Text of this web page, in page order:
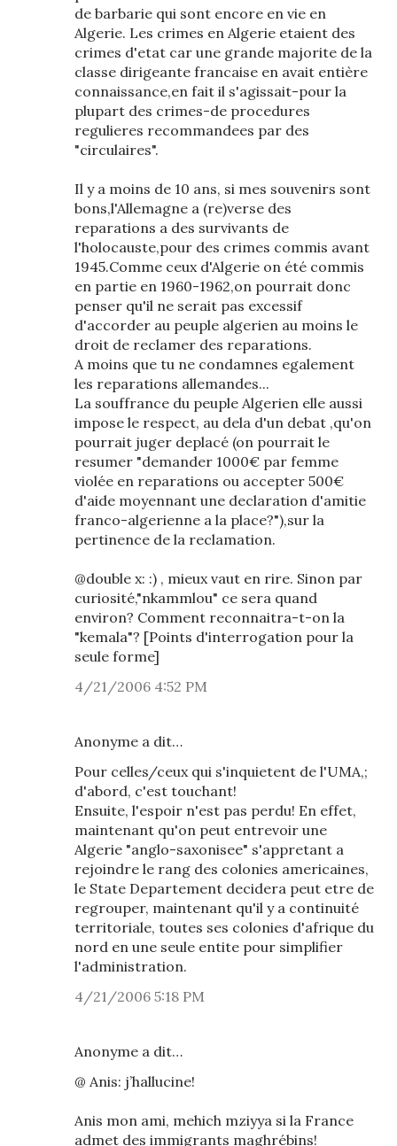
de barbarie qui sont encore en vie en
Algerie. Les crimes en Algerie etaient des
crimes d'etat car une grande majorite de la
classe dirigeante francaise en avait entière
connaissance,en fait il s'agissait-pour la
plupart des crimes-de procedures
regulieres recommandees par des
"circulaires".
Il y a moins de 10 ans, si mes souvenirs sont
bons,l'Allemagne a (re)verse des
reparations a des survivants de
l'holocauste,pour des crimes commis avant
1945.Comme ceux d'Algerie on été commis
en partie en 1960-1962,on pourrait donc
penser qu'il ne serait pas excessif
d'accorder au peuple algerien au moins le
droit de reclamer des reparations.
A moins que tu ne condamnes egalement
les reparations allemandes...
La souffrance du peuple Algerien elle aussi
impose le respect, au dela d'un debat ,qu'on
pourrait juger deplacé (on pourrait le
resumer "demander 1000€ par femme
violée en reparations ou accepter 500€
d'aide moyennant une declaration d'amitie
franco-algerienne a la place?"),sur la
pertinence de la reclamation.
@double x: :) , mieux vaut en rire. Sinon par
curiosité,"nkammlou" ce sera quand
environ? Comment reconnaitra-t-on la
"kemala"? [Points d'interrogation pour la
seule forme]
4/21/2006 4:52 PM
Anonyme a dit…
Pour celles/ceux qui s'inquietent de l'UMA,;
d'abord, c'est touchant!
Ensuite, l'espoir n'est pas perdu! En effet,
maintenant qu'on peut entrevoir une
Algerie "anglo-saxonisee" s'appretant a
rejoindre le rang des colonies americaines,
le State Departement decidera peut etre de
regrouper, maintenant qu'il y a continuité
territoriale, toutes ses colonies d'afrique du
nord en une seule entite pour simplifier
l'administration.
4/21/2006 5:18 PM
Anonyme a dit…
@ Anis: j’hallucine!
Anis mon ami, mehich mziyya si la France
admet des immigrants maghrébins!